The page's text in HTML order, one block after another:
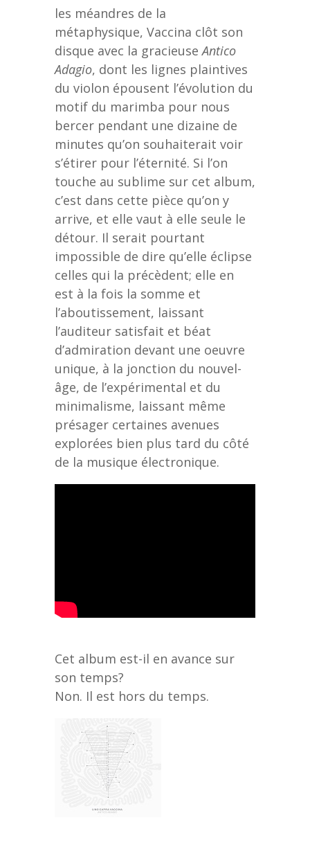
les méandres de la
métaphysique, Vaccina clôt son
disque avec la gracieuseAntico
Adagio, dont les lignes plaintives
du violon épousent l’évolution du
motif du marimba pour nous
bercer pendant une dizaine de
minutes qu’on souhaiterait voir
s’étirer pour l’éternité. Si l’on
touche au sublime sur cet album,
c’est dans cette pièce qu’on y
arrive, et elle vaut à elle seule le
détour. Il serait pourtant
impossible de dire qu’elle éclipse
celles qui la précèdent; elle en
est à la fois la somme et
l’aboutissement, laissant
l’auditeur satisfait et béat
d’admiration devant une oeuvre
unique, à la jonction du nouvel-
âge, de l’expérimental et du
minimalisme, laissant même
présager certaines avenues
explorées bien plus tard du côté
de la musique électronique.
Cet album est-il en avance sur
son temps?
Non. Il est hors du temps.